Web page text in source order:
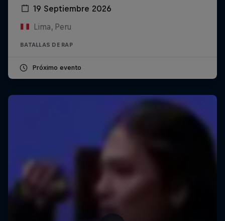
19 Septiembre 2026
Lima, Peru
BATALLAS DE RAP
Próximo evento